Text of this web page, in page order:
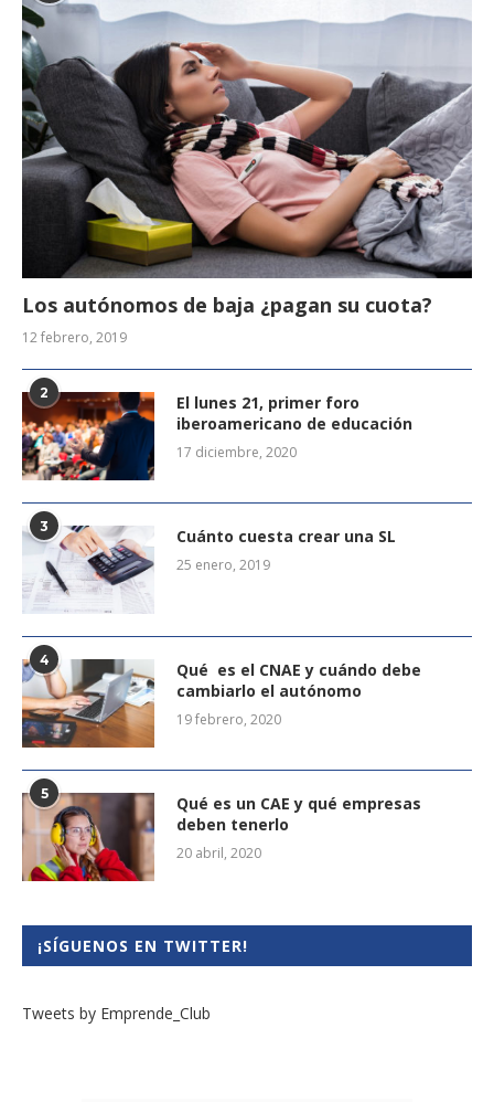
Los autónomos de baja ¿pagan su cuota?
12 febrero, 2019
2
El lunes 21, primer foro
iberoamericano de educación
17 diciembre, 2020
3 Cuánto cuesta crear una SL
25 enero, 2019
4
Qué es el CNAE y cuándo debe
cambiarlo el autónomo
19 febrero, 2020
5
Qué es un CAE y qué empresas
deben tenerlo
20 abril, 2020
¡SÍGUENOS EN TWITTER!
Tweets by Emprende_Club